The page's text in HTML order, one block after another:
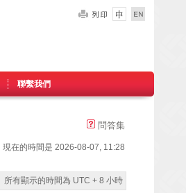
聯繫我們
問答集
現在的時間是 2026-08-07, 11:28
所有顯示的時間為 UTC + 8 小時